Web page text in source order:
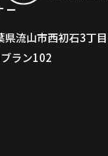
ー
流山市西初石3丁目
ラン102